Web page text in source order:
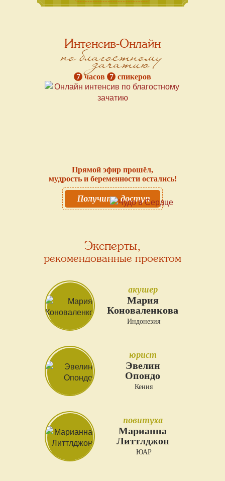
Интенсив-Онлайн
по благостному
зачатию
7 часов 7 спикеров
Прямой эфир прошёл,
мудрость и беременности остались!
Получить доступ
Эксперты,
рекомендованные проектом
акушер
Мария
Коноваленкова
Индонезия
юрист
Эвелин
Опондо
Кения
повитуха
Марианна
Литтлджон
ЮАР